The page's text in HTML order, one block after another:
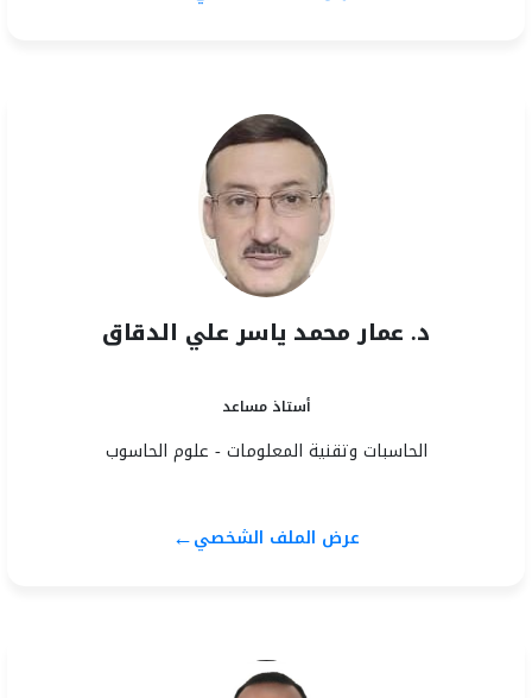
د. عمار محمد ياسر علي الدقاق
أستاذ مساعد
الحاسبات وتقنية المعلومات - علوم الحاسوب
عرض الملف الشخصي←